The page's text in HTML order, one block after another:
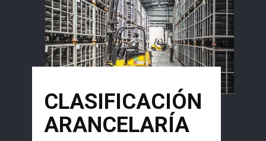
CLASIFICACIÓN
ARANCELARÍA